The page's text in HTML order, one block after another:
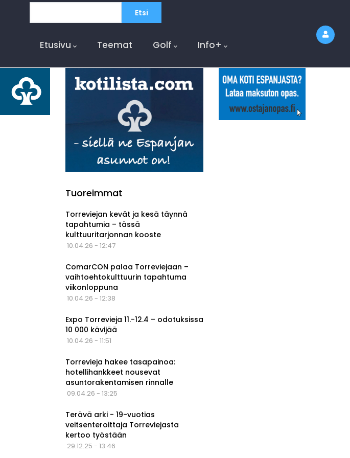
Navigation
Etusivu Teemat Golf Info+
Tuoreimmat
Torreviejan kevät ja kesä täynnä
tapahtumia – tässä
kulttuuritarjonnan kooste
10.04.26 - 12:47
ComarCON palaa Torreviejaan –
vaihtoehtokulttuurin tapahtuma
viikonloppuna
10.04.26 - 12:38
Expo Torrevieja 11.-12.4 – odotuksissa
10 000 kävijää
10.04.26 - 11:51
Torrevieja hakee tasapainoa:
hotellihankkeet nousevat
asuntorakentamisen rinnalle
09.04.26 - 13:25
Terävä arki - 19-vuotias
veitsenteroittaja Torreviejasta
kertoo työstään
29.12.25 - 13:46